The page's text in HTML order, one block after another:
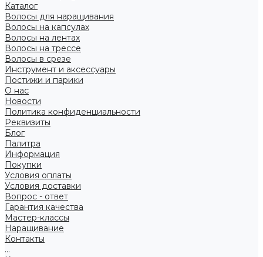
Каталог
Волосы для наращивания
Волосы на капсулах
Волосы на лентах
Волосы на трессе
Волосы в срезе
Инструмент и аксессуары
Постижи и парики
О нас
Новости
Политика конфиденциальности
Реквизиты
Блог
Палитра
Информация
Покупки
Условия оплаты
Условия доставки
Вопрос - ответ
Гарантия качества
Мастер-классы
Наращивание
Контакты
...